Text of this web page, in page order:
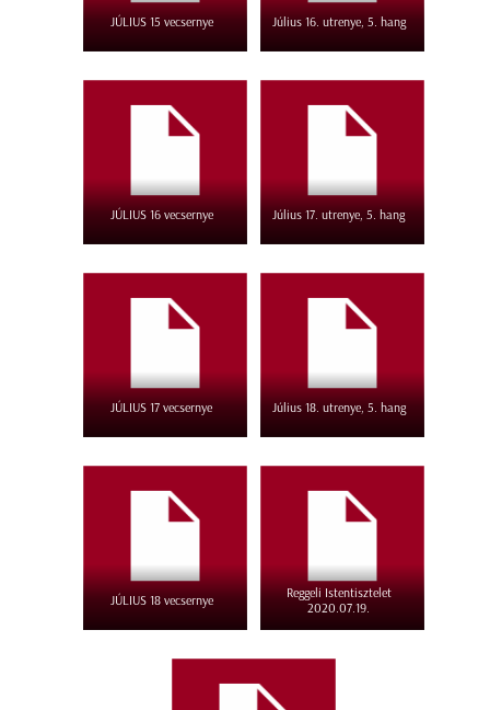
JÚLIUS 15 vecsernye Július 16. utrenye, 5. hang
JÚLIUS 16 vecsernye Július 17. utrenye, 5. hang
JÚLIUS 17 vecsernye Július 18. utrenye, 5. hang
JÚLIUS 18 vecsernye
Reggeli Istentisztelet
2020.07.19.